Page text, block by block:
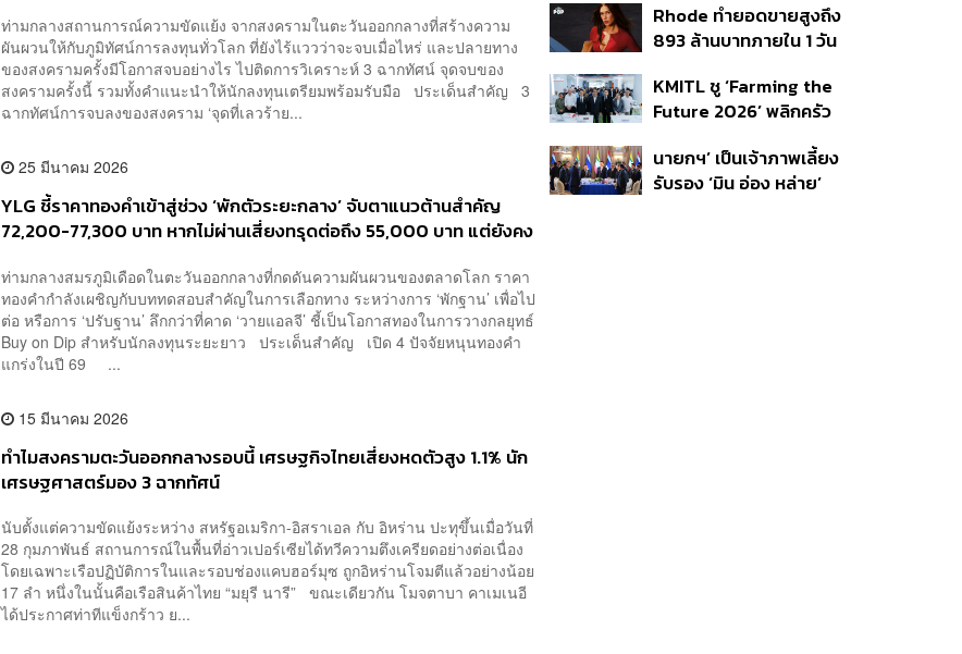
ท่ามกลางสถานการณ์ความขัดแย้ง จากสงครามในตะวันออกกลางที่สร้างความ
ผันผวนให้กับภูมิทัศน์การลงทุนทั่วโลก ที่ยังไร้แววว่าจะจบเมื่อไหร่ และปลายทาง
ของสงครามครั้งมีโอกาสจบอย่างไร ไปติดการวิเคราะห์ 3 ฉากทัศน์ จุดจบของ
สงครามครั้งนี้ รวมทั้งคำแนะนำให้นักลงทุนเตรียมพร้อมรับมือ ประเด็นสำคัญ 3
ฉากทัศน์การจบลงของสงคราม ‘จุดที่เลวร้าย...
25 มีนาคม 2026
YLG ชี้ราคาทองคำเข้าสู่ช่วง ‘พักตัวระยะกลาง’ จับตาแนวต้านสำคัญ
72,200-77,300 บาท หากไม่ผ่านเสี่ยงทรุดต่อถึง 55,000 บาท แต่ยังคง
ท่ามกลางสมรภูมิเดือดในตะวันออกกลางที่กดดันความผันผวนของตลาดโลก ราคา
ทองคำกำลังเผชิญกับบททดสอบสำคัญในการเลือกทาง ระหว่างการ ‘พักฐาน’ เพื่อไป
ต่อ หรือการ ‘ปรับฐาน’ ลึกกว่าที่คาด ‘วายแอลจี’ ชี้เป็นโอกาสทองในการวางกลยุทธ์
Buy on Dip สำหรับนักลงทุนระยะยาว ประเด็นสำคัญ เปิด 4 ปัจจัยหนุนทองคำ
แกร่งในปี 69 ...
15 มีนาคม 2026
ทำไมสงครามตะวันออกกลางรอบนี้ เศรษฐกิจไทยเสี่ยงหดตัวสูง 1.1% นัก
เศรษฐศาสตร์มอง 3 ฉากทัศน์
นับตั้งแต่ความขัดแย้งระหว่าง สหรัฐอเมริกา-อิสราเอล กับ อิหร่าน ปะทุขึ้นเมื่อวันที่
28 กุมภาพันธ์ สถานการณ์ในพื้นที่อ่าวเปอร์เซียได้ทวีความตึงเครียดอย่างต่อเนื่อง
โดยเฉพาะเรือปฏิบัติการในและรอบช่องแคบฮอร์มุซ ถูกอิหร่านโจมตีแล้วอย่างน้อย
17 ลำ หนึ่งในนั้นคือเรือสินค้าไทย “มยุรี นารี” ขณะเดียวกัน โมจตาบา คาเมเนอี
ได้ประกาศท่าทีแข็งกร้าว ย...
เมียนมา เล็งเริ่มถกนัดแรก
ส.ค.นี้
Rhode ทำยอดขายสูงถึง
893 ล้านบาทภายใน 1 วัน
ล่าสุด
KMITL ชู ‘Farming the
Future 2026’ พลิกครัว
ด้วย One Health
นายกฯ’ เป็นเจ้าภาพเลี้ยง
รับรอง ‘มิน อ่อง หล่าย’